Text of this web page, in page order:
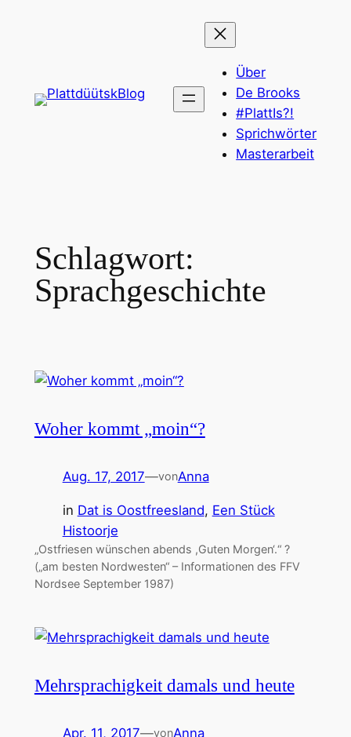
Über
De Brooks
#PlattIs?!
Sprichwörter
Masterarbeit
Schlagwort:
Sprachgeschichte
Woher kommt „moin“?
Aug. 17, 2017—vonAnna
in Dat is Oostfreesland, Een Stück
Histoorje
„Ostfriesen wünschen abends ,Guten Morgen‘.“ ?
(„am besten Nordwesten“ – Informationen des FFV
Nordsee September 1987)
Mehrsprachigkeit damals und heute
Apr. 11, 2017—vonAnna